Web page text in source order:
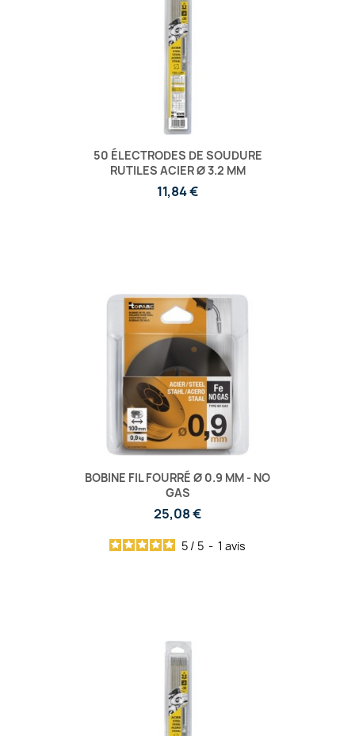
50 ÉLECTRODES DE SOUDURE
RUTILES ACIER Ø 3.2 MM
11,84 €
BOBINE FIL FOURRÉ Ø 0.9 MM - NO
GAS
25,08 €
5 / 5 - 1 avis